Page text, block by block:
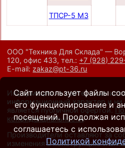
ТПСР-5 МЗ
ООО "Техника Для Склада" —
120, офис 433,тел.: +7 (928)
E-mail: zakaz@pt-36.ru
Информация на сайте носит
информационный характер и ни
является публичной офертой.
конфиденциальности.
Производители оставляют за
изменения в конструкцию и
Сайт использует файлы
его функционирование и
посещений. Продолжая
соглашаетесь с
Политикой